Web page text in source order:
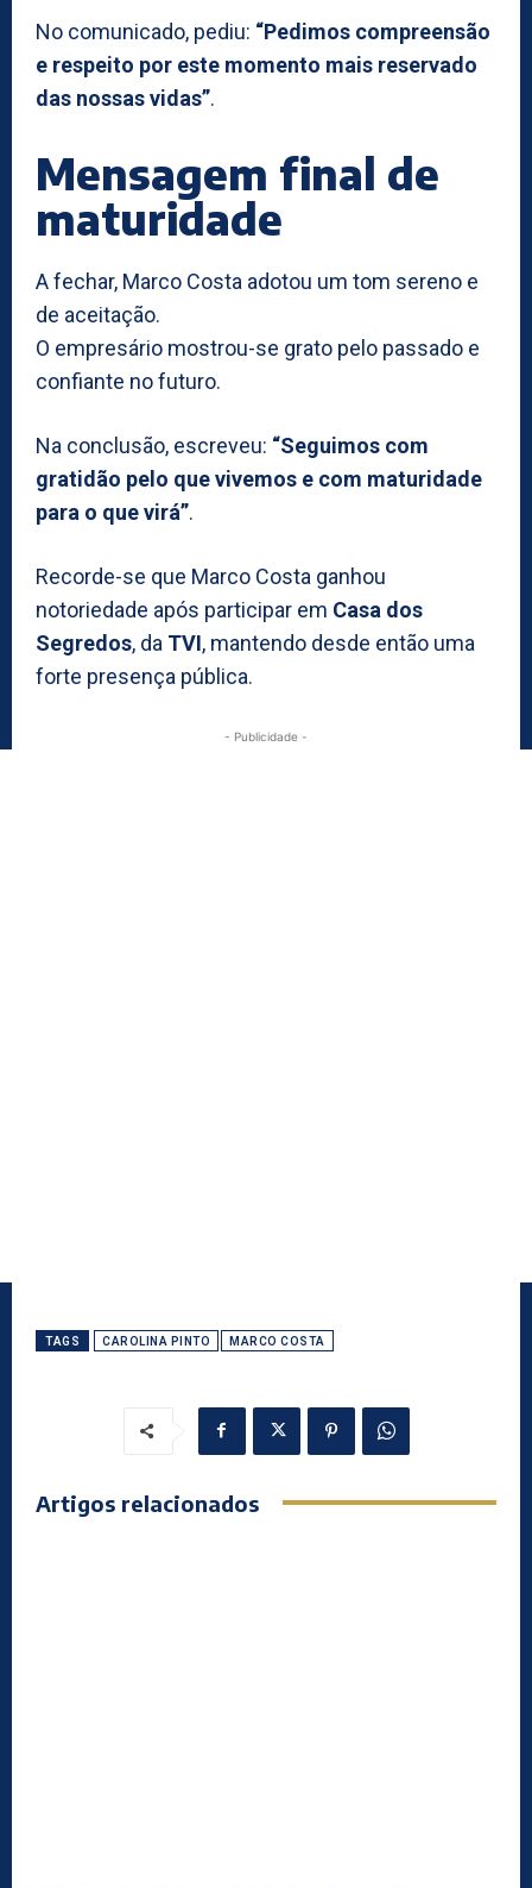
No comunicado, pediu: “Pedimos compreensão
e respeito por este momento mais reservado
das nossas vidas”.
Mensagem final de
maturidade
A fechar, Marco Costa adotou um tom sereno e
de aceitação.
O empresário mostrou-se grato pelo passado e
confiante no futuro.
Na conclusão, escreveu: “Seguimos com
gratidão pelo que vivemos e com maturidade
para o que virá”.
Recorde-se que Marco Costa ganhou
notoriedade após participar em Casa dos
Segredos, da TVI, mantendo desde então uma
forte presença pública.
- Publicidade -
TAGS CAROLINA PINTO MARCO COSTA
Artigos relacionados